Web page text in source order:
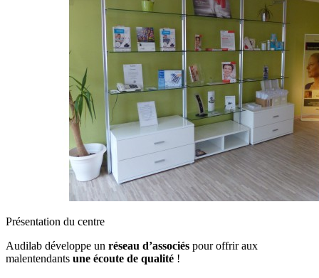
Présentation du centre
Audilab développe un réseau d’associés pour offrir aux
malentendants une écoute de qualité !